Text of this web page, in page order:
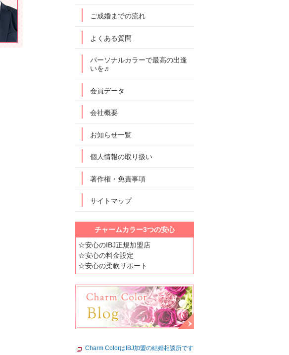
ご成婚までの流れ
よくある質問
パーソナルカラーで最高の出逢
いを♬
会員データ
会社概要
お知らせ一覧
個人情報の取り扱い
著作権・免責事項
サイトマップ
チャームカラー3つの安心
☆安心のIBJ正規加盟店
☆安心の料金設定
☆安心の柔軟サポート
Charm ColorはIBJ加盟の結婚相談所です